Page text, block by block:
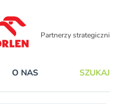
Partnerzy strategiczni
O NAS SZUKAJ